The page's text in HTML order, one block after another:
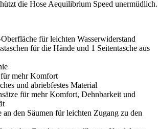
die Hose Aequilibrium Speed unermüdlich.
für leichten Wasserwiderstand
für die Hände und 1 Seitentasche aus
mehr Komfort
und abriebfestes Material
für mehr Komfort, Dehnbarkeit und
an den Säumen für leichten Zugang zu den